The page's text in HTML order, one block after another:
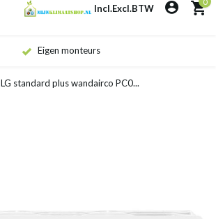
Incl.Excl.BTW
Eigen monteurs
LG standard plus wandairco PC0...